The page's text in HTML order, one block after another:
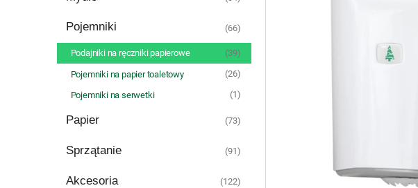
Pojemniki (66)
Podajniki na ręczniki papierowe (39)
Pojemniki na papier toaletowy (26)
Pojemniki na serwetki (1)
Papier (73)
Sprzątanie (91)
Akcesoria (122)